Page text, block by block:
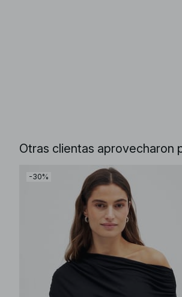
Otras clientas aprovecharon
-30%